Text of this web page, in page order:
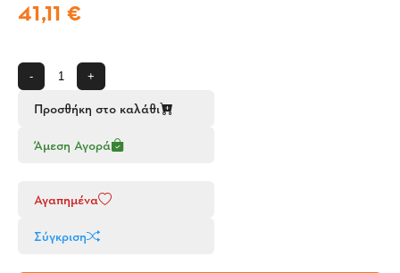
41,11 €
- +
Προσθήκη στο καλάθι
Άμεση Αγορά
Αγαπημένα
Σύγκριση